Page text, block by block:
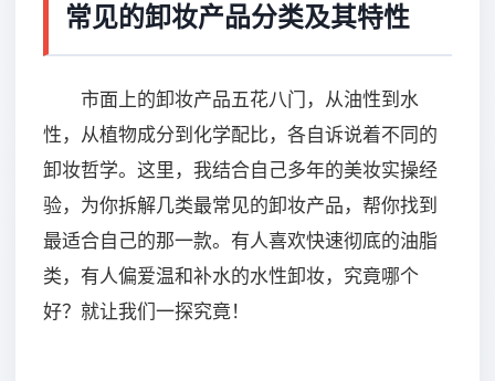
常见的卸妆产品分类及其特性
市面上的卸妆产品五花八门，从油性到水
性，从植物成分到化学配比，各自诉说着不同的
卸妆哲学。这里，我结合自己多年的美妆实操经
验，为你拆解几类最常见的卸妆产品，帮你找到
最适合自己的那一款。有人喜欢快速彻底的油脂
类，有人偏爱温和补水的水性卸妆，究竟哪个
好？就让我们一探究竟！